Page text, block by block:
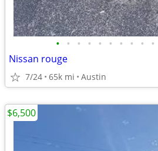
• • • • • • • • • •
Nissan rouge
7/24 65k mi Austin
$6,500